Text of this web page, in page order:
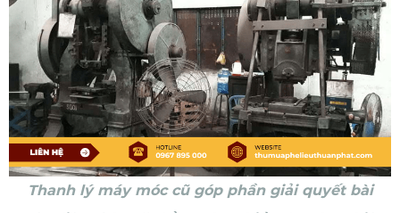
Thanh lý máy móc cũ góp phần giải quyết bài